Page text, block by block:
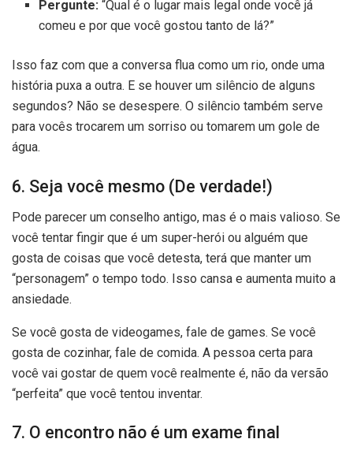
Pergunte: “Qual é o lugar mais legal onde você já
comeu e por que você gostou tanto de lá?”
Isso faz com que a conversa flua como um rio, onde uma
história puxa a outra. E se houver um silêncio de alguns
segundos? Não se desespere. O silêncio também serve
para vocês trocarem um sorriso ou tomarem um gole de
água.
6. Seja você mesmo (De verdade!)
Pode parecer um conselho antigo, mas é o mais valioso. Se
você tentar fingir que é um super-herói ou alguém que
gosta de coisas que você detesta, terá que manter um
“personagem” o tempo todo. Isso cansa e aumenta muito a
ansiedade.
Se você gosta de videogames, fale de games. Se você
gosta de cozinhar, fale de comida. A pessoa certa para
você vai gostar de quem você realmente é, não da versão
“perfeita” que você tentou inventar.
7. O encontro não é um exame final